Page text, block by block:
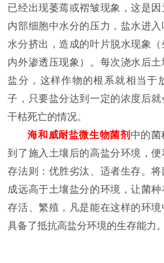
已经出现萎蔫或褶皱现象，这是
内部细胞中水分的压力，盐水进
水分挤出，造成的叶片脱水现象
内外渗透压现象）。每次浇水后
盐分，这样作物的根系就相当于
子，只要盐分达到一定的浓度后
干枯死亡的情况。
海和威耐盐微生物菌剂 中的
到了施入土壤后的高盐分环境，
存法则：优胜劣汰、适者生存。
成远高于土壤盐分的环境，让菌
存活、繁殖，凡是能在这样的环
具备了抵抗高盐分环境的生存能力。